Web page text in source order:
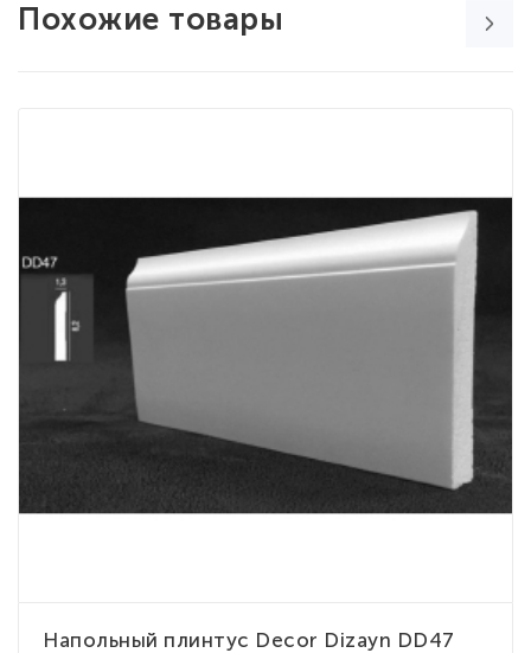
Похожие товары
Напольный плинтус Decor Dizayn DD47